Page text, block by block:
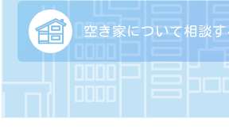
空き家について相談す